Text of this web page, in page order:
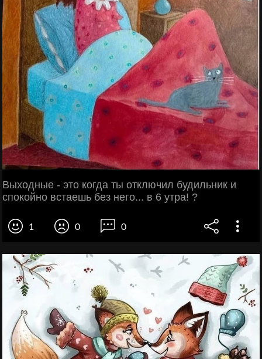
Выходные - это когда ты отключил будильник и
спокойно встаешь без него... в 6 утра! ?
1 0 0